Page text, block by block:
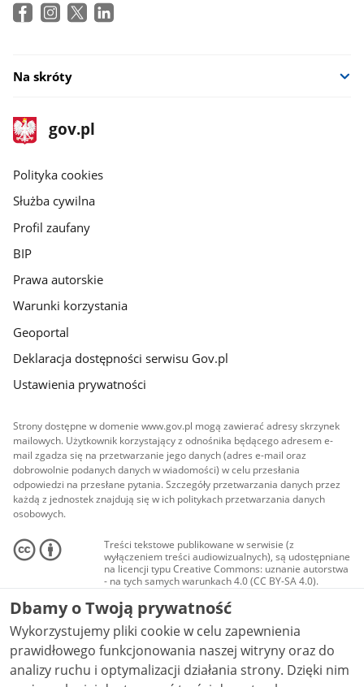
Na skróty
stopka
gov.pl
Strona
gov.pl
gov.pl
Polityka cookies
Służba cywilna
Profil zaufany
BIP
Prawa autorskie
Warunki korzystania
Geoportal
Deklaracja dostępności serwisu Gov.pl
Ustawienia prywatności
Strony dostępne w domenie www.gov.pl mogą zawierać adresy skrzynek
mailowych. Użytkownik korzystający z odnośnika będącego adresem e-
mail zgadza się na przetwarzanie jego danych (adres e-mail oraz
dobrowolnie podanych danych w wiadomości) w celu przesłania
odpowiedzi na przesłane pytania. Szczegóły przetwarzania danych przez
każdą z jednostek znajdują się w ich politykach przetwarzania danych
osobowych.
Treści tekstowe publikowane w serwisie (z
wyłączeniem treści audiowizualnych), są udostępniane
na licencji typu Creative Commons: uznanie autorstwa
- na tych samych warunkach 4.0 (CC BY-SA 4.0).
Materiały audiowizualne, w tym zdjęcia, materiały
audio i wideo, są udostępniane na licencji typu
Creative Commons: uznanie autorstwa użycie
niekomercyjne - bez utworów zależnych 4.0 (CC BY-
NC-ND 4.0), o ile nie jest to stwierdzone inaczej.
Dbamy o Twoją prywatność
Wykorzystujemy pliki cookie w celu zapewnienia
prawidłowego funkcjonowania naszej witryny oraz do
analizy ruchu i optymalizacji działania strony. Dzięki nim